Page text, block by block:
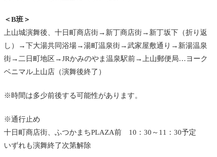
＜B班＞
上山城演舞後、十日町商店街→新丁商店街→新丁坂下（折り返
し）→下大湯共同浴場→湯町温泉街→武家屋敷通り→新湯温泉
街→二日町地区→JRかみのやま温泉駅前→上山郵便局…ヨーク
ベニマル上山店（演舞後終了）
※時間は多少前後する可能性があります。
※通行止め
十日町商店街、ふつかまちPLAZA前 10：30～11：30予定
いずれも演舞終了次第解除